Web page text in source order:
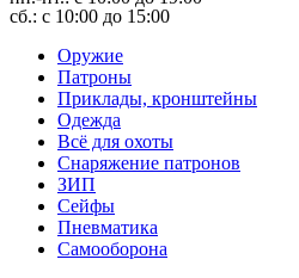
сб.: с 10:00 до 15:00
Оружие
Патроны
Приклады, кронштейны
Одежда
Всё для охоты
Снаряжение патронов
ЗИП
Сейфы
Пневматика
Самооборона